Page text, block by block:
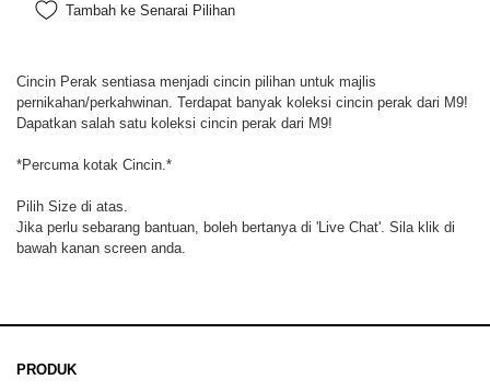
Tambah ke Senarai Pilihan
Cincin Perak sentiasa menjadi cincin pilihan untuk majlis
pernikahan/perkahwinan. Terdapat banyak koleksi cincin perak dari M9!
Dapatkan salah satu koleksi cincin perak dari M9!
*Percuma kotak Cincin.*
Pilih Size di atas.
Jika perlu sebarang bantuan, boleh bertanya di 'Live Chat'. Sila klik di
bawah kanan screen anda.
PRODUK